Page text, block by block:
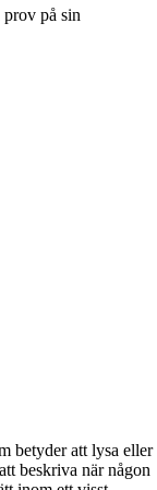
prov på sin
betyder att lysa eller
beskriva när någon